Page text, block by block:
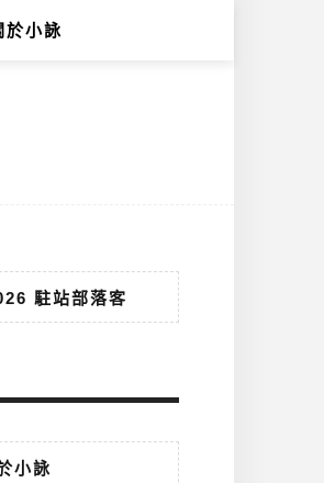
於小詠
駐站部落客
小詠